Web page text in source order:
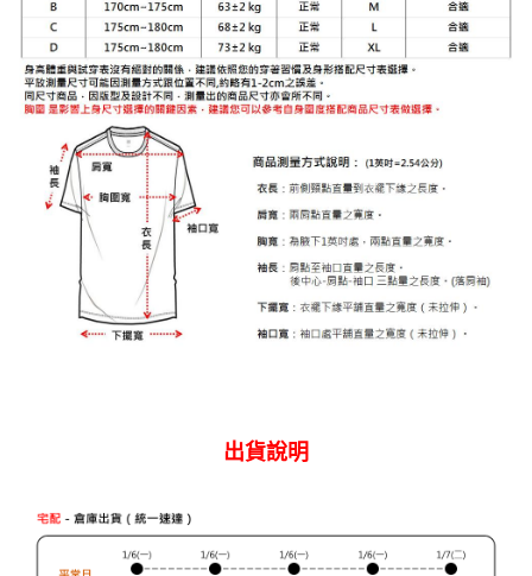
１．透過由恩沛科技股份有限公司提供之「AFTEE先享後付」服務完成之交
易，需依本服務之必要範圍內提供個人資料，並將交易相關給付款項請求債
權轉讓予恩沛科技股份有限公司。
２．關於個人資料處理事宜，請瀏覽以下網址：
https://aftee.tw/terms/#terms3
３．未成年的使用者請事先徵得法定代理人或監護人之同意方可使用
「AFTEE先享後付」，若未經同意申辦者引起之損失，本公司不負相關責
任。
４．使用「AFTEE先享後付」時，將依據個別帳號之用戶狀況，依本公司即
時審查核予不同之上限額度；若仍有額度不足之情形，本公司將視審查結果
請求用戶進行身份認證。
５．嚴禁一人註冊多個帳號或使用他人資訊註冊。若發現惡意使用之情形，
恩沛科技股份有限公司將有權停止該用戶之使用額度並採取法律行動。
每筆NT$120，滿NT$2,000(含以上)免運費
離島宅配
每筆NT$240
門市自取【環保愛地球｜自備購物袋 | 出貨後10天內通知取貨】
免運費
國家/地區配送
出貨說明